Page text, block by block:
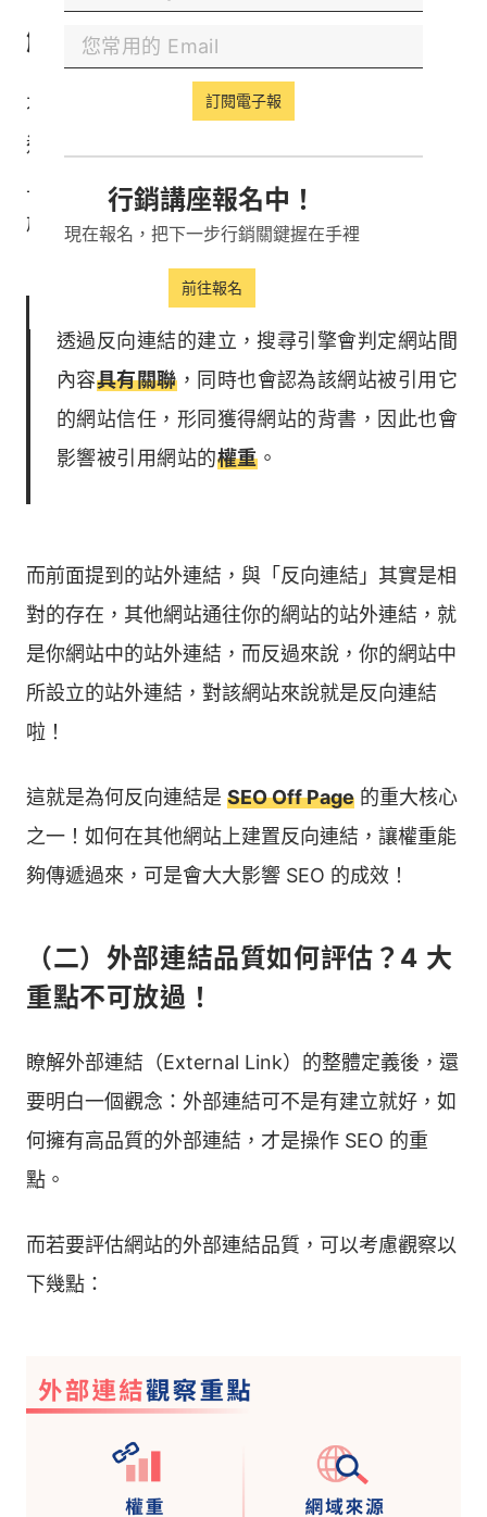
訂閱電子報
行銷講座報名中！
現在報名，把下一步行銷關鍵握在手裡
前往報名
解析！傳遞權重的小幫手！
不知道大家有沒有聽過「反向連結」（Backlink）
這個詞呢？Google 反向連結的熱度近年可是節節
上升，不過沒聽說過也沒有關係，我們曾經寫過關
於
反向連結的文章，可以幫助瞭解概念！
透過反向連結的建立，搜尋引擎會判定網站間
內容具有關聯，同時也會認為該網站被引用它
的網站信任，形同獲得網站的背書，因此也會
影響被引用網站的權重。
而前面提到的站外連結，與「反向連結」其實是相
對的存在，其他網站通往你的網站的站外連結，就
是你網站中的站外連結，而反過來說，你的網站中
所設立的站外連結，對該網站來說就是反向連結
啦！
這就是為何反向連結是 SEO Off Page 的重大核心
之一！如何在其他網站上建置反向連結，讓權重能
夠傳遞過來，可是會大大影響 SEO 的成效！
（二）外部連結品質如何評估？4 大
重點不可放過！
瞭解外部連結（External Link）的整體定義後，還
要明白一個觀念：外部連結可不是有建立就好，如
何擁有高品質的外部連結，才是操作 SEO 的重
點。
而若要評估網站的外部連結品質，可以考慮觀察以
下幾點：